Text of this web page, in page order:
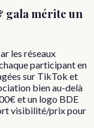
gala mérite un
les réseaux
participant en
sur TikTok et
bien au-delà
et un logo BDE
visibilité/prix pour